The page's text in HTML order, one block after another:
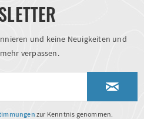
und keine Neuigkeiten und
verpassen.
zur Kenntnis genommen.